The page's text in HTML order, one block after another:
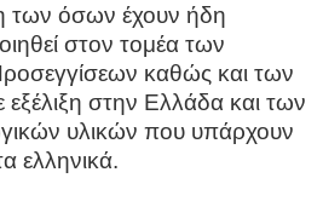
των όσων έχουν ήδη
στον τομέα των
καθώς και των
στην Ελλάδα και των
υλικών που υπάρχουν
ελληνικά.